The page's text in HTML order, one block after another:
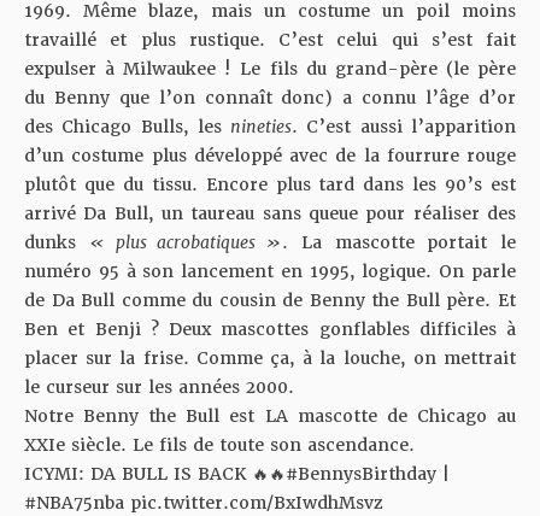
1969. Même blaze, mais un costume un poil moins
travaillé et plus rustique. C’est celui qui s’est fait
expulser à Milwaukee ! Le fils du grand-père (le père
du Benny que l’on connaît donc) a connu l’âge d’or
des Chicago Bulls, les nineties. C’est aussi l’apparition
d’un costume plus développé avec de la fourrure rouge
plutôt que du tissu. Encore plus tard dans les 90’s est
arrivé Da Bull, un taureau sans queue pour réaliser des
dunks « plus acrobatiques ». La mascotte portait le
numéro 95 à son lancement en 1995, logique. On parle
de Da Bull comme du cousin de Benny the Bull père. Et
Ben et Benji? Deux mascottes gonflables difficiles à
placer sur la frise. Comme ça, à la louche, on mettrait
le curseur sur les années 2000.
Notre Benny the Bull est LA mascotte de Chicago au
XXIe siècle. Le fils de toute son ascendance.
ICYMI: DA BULL IS BACK 🔥🔥#BennysBirthday
#NBA75nba pic.twitter.com/BxIwdhMsvz